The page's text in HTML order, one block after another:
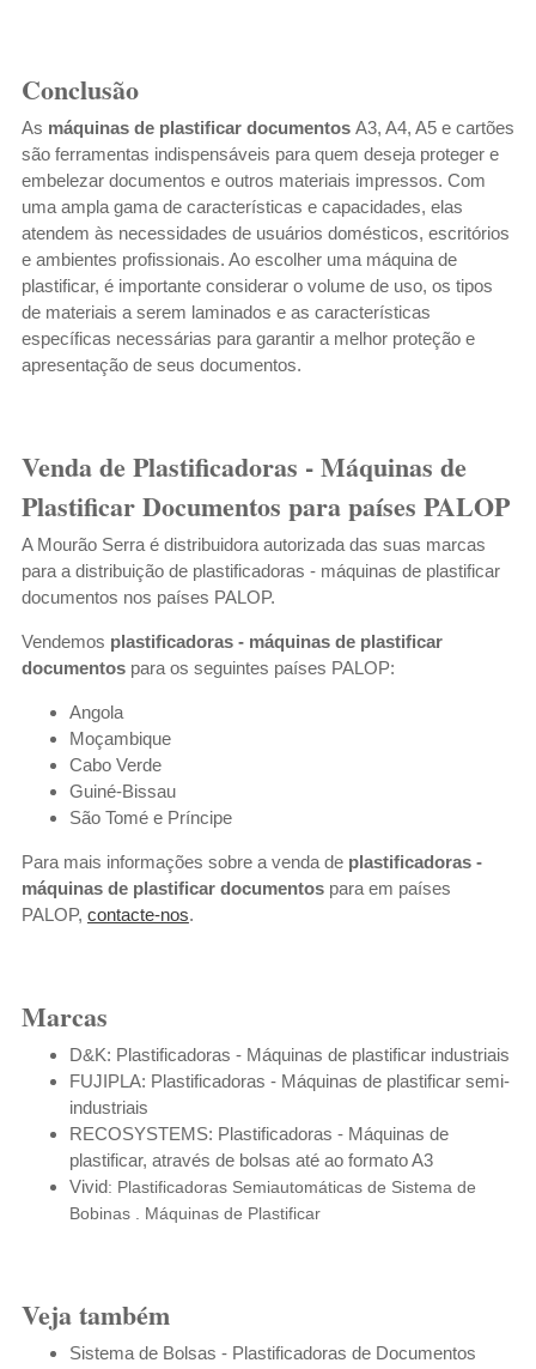
Conclusão
As máquinas de plastificar documentos A3, A4, A5 e cartões
são ferramentas indispensáveis para quem deseja proteger e
embelezar documentos e outros materiais impressos. Com
uma ampla gama de características e capacidades, elas
atendem às necessidades de usuários domésticos, escritórios
e ambientes profissionais. Ao escolher uma máquina de
plastificar, é importante considerar o volume de uso, os tipos
de materiais a serem laminados e as características
específicas necessárias para garantir a melhor proteção e
apresentação de seus documentos.
Venda de Plastificadoras - Máquinas de
Plastificar Documentos para países PALOP
A Mourão Serra é distribuidora autorizada das suas marcas
para a distribuição de plastificadoras - máquinas de plastificar
documentos nos países PALOP.
Vendemos plastificadoras - máquinas de plastificar
documentos para os seguintes países PALOP:
Angola
Moçambique
Cabo Verde
Guiné-Bissau
São Tomé e Príncipe
Para mais informações sobre a venda de plastificadoras -
máquinas de plastificar documentospara em países
PALOP, contacte-nos.
Marcas
D&K: Plastificadoras - Máquinas de plastificar industriais
FUJIPLA: Plastificadoras - Máquinas de plastificar semi-
industriais
RECOSYSTEMS: Plastificadoras - Máquinas de
plastificar, através de bolsas até ao formato A3
Vivid: Plastificadoras Semiautomáticas de Sistema de
Bobinas
Máquinas de Plastificar
Veja também
Sistema de Bolsas - Plastificadoras de Documentos